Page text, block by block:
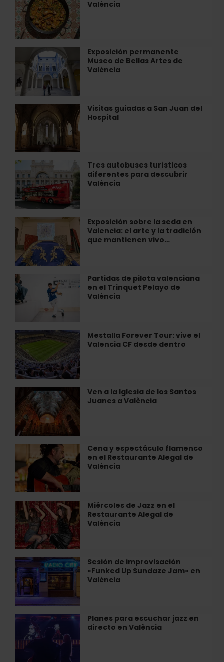
de
arte
contemporáneo
València
València
a
cocinar
paella
en
València
Exposición permanente
Museo de Bellas Artes de
València
Exposición
permanente
Museo
de
Bellas
Artes
de
València
Visitas guiadas a San Juan del
Hospital
Visitas
guiadas
a
Juan
del
Hospital
Tres autobuses turísticos
diferentes para descubrir
València
Tres
autobuses
turísticos
diferentes
para
descubrir
València
Exposición sobre la seda en
Valencia: el arte y la tradición
que mantienen vivo…
Exposición
sobre
la
seda
en
Valencia:
el
arte
y
que
mantienen
vivo…
Partidas de pilota valenciana
en el Trinquet Pelayo de
València
Partidas
de
pilota
valenciana
el
Trinquet
Pelayo
de
València
Mestalla Forever Tour: vive el
Valencia CF desde dentro
Mestalla
Forever
Tour:
vive
el
Valencia
CF
desde
dentro
Ven a la Iglesia de los Santos
Juanes a València
la
Iglesia
de
los
Santos
Juanes
a
València
Cena y espectáculo flamenco
en el Restaurante Alegal de
València
y
espectáculo
flamenco
en
el
Restaurante
Alegal
de
València
Miércoles de Jazz en el
Restaurante Alegal de
València
Miércoles
de
Jazz
en
el
Restaurante
Alegal
de
València
Sesión de improvisación
«Funked Up Sundaze Jam» en
València
Sesión
de
improvisación
«Funked
Up
Sundaze
Jam»
València
Planes para escuchar jazz en
directo en València
Planes
para
escuchar
jazz